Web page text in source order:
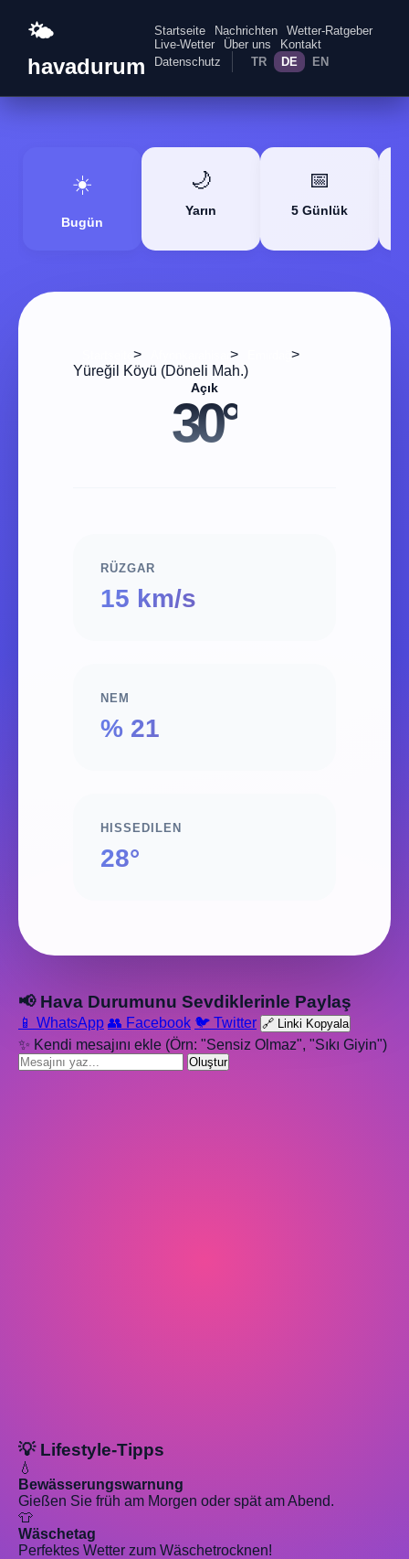
🌤️
havadurum
Startseite Nachrichten
Wetter-Ratgeber
Live-Wetter
Über uns
Kontakt
Datenschutz
TR DE EN
☀️
Bugün
🌙
Yarın
📅
5 Günlük
> >
>
Yüreğil Köyü (Döneli Mah.)
Açık
30°
RÜZGAR
15 km/s
NEM
% 21
HISSEDILEN
28°
📢 Hava Durumunu Sevdiklerinle Paylaş
📱 WhatsApp 👥 Facebook 🐦 Twitter 🔗 Linki Kopyala
✨ Kendi mesajını ekle (Örn: "Sensiz Olmaz", "Sıkı Giyin")
Oluştur
💡 Lifestyle-Tipps
💧
Bewässerungswarnung
Gießen Sie früh am Morgen oder spät am Abend.
👕
Wäschetag
Perfektes Wetter zum Wäschetrocknen!